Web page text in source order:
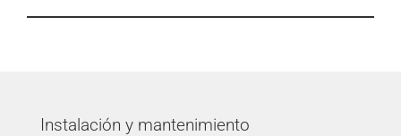
Instalación y mantenimiento